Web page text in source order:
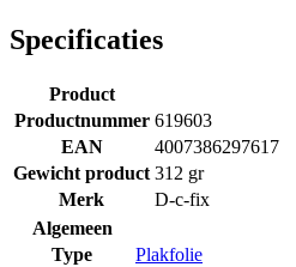
Specificaties
Product
Productnummer 619603
EAN
4007386297617
Gewicht product 312 gr
Merk
D-c-fix
Algemeen
Type
Plakfolie